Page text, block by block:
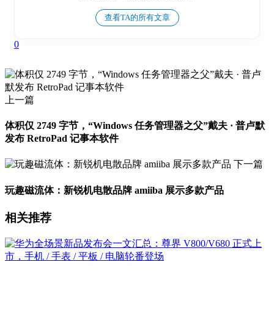
查看TA的所有文章
0
上一篇
体积仅 2749 字节，“Windows 任务管理器之父”戴夫 · 普卢默
发布 RetroPad 记事本软件
下一篇
玩趣磁流体：新锐机电散品牌 amiiba 展示多款产品
相关推荐